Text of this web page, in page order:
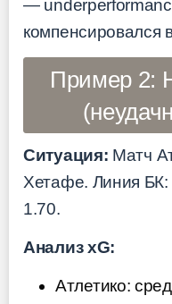
—
компенсировался
Пример 2:
Ситуация: Матч
Хетафе. Линия
1.70.
Анализ xG:
Атлетико: